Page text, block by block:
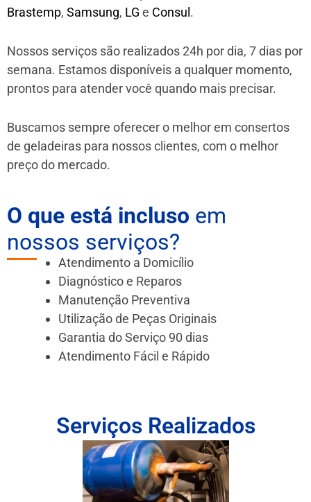
Brastemp, Samsung, LG e Consul .
Nossos serviços são realizados 24h por dia, 7 dias por
semana. Estamos disponíveis a qualquer momento,
prontos para atender você quando mais precisar.
Buscamos sempre oferecer o melhor em consertos
de geladeiras para nossos clientes, com o melhor
preço do mercado.
O que está incluso em
nossos serviços?
Atendimento a Domicílio
Diagnóstico e Reparos
Manutenção Preventiva
Utilização de Peças Originais
Garantia do Serviço 90 dias
Atendimento Fácil e Rápido
Serviços Realizados